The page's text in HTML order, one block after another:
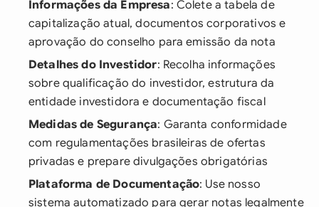
Informações da Empresa: Colete a tabela de
capitalização atual, documentos corporativos e
aprovação do conselho para emissão da nota
Detalhes do Investidor: Recolha informações
sobre qualificação do investidor, estrutura da
entidade investidora e documentação fiscal
Medidas de Segurança: Garanta conformidade
com regulamentações brasileiras de ofertas
privadas e prepare divulgações obrigatórias
Plataforma de Documentação: Use nosso
sistema automatizado para gerar notas legalmente